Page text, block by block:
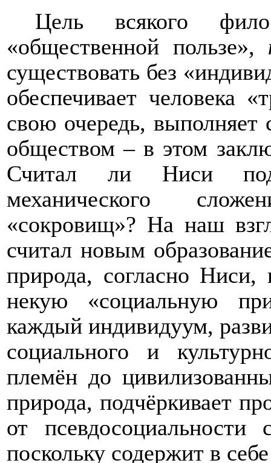
Цель всякого
«общественной пользе»,
существовать без
обеспечивает человека
свою очередь,
обществом – в этом
Считал ли Ниси
механического
«сокровищ»? На наш
считал новым
природа, согласно Ниси,
некую «социальную
каждый индивидуум,
социального и
племён до
природа, подчёркивает
от
поскольку содержит в